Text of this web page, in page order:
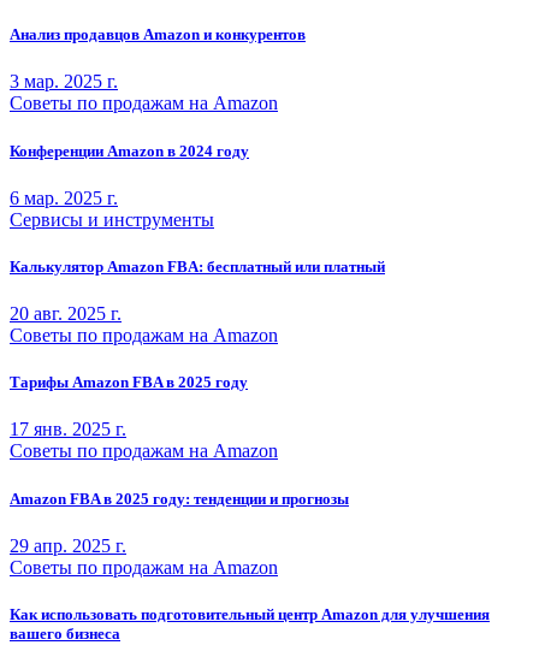
Анализ продавцов Amazon и конкурентов
3 мар. 2025 г.
Советы по продажам на Amazon
Конференции Amazon в 2024 году
6 мар. 2025 г.
Сервисы и инструменты
Калькулятор Amazon FBA: бесплатный или платный
20 авг. 2025 г.
Советы по продажам на Amazon
Тарифы Amazon FBA в 2025 году
17 янв. 2025 г.
Советы по продажам на Amazon
Amazon FBA в 2025 году: тенденции и прогнозы
29 апр. 2025 г.
Советы по продажам на Amazon
Как использовать подготовительный центр Amazon для улучшения
вашего бизнеса